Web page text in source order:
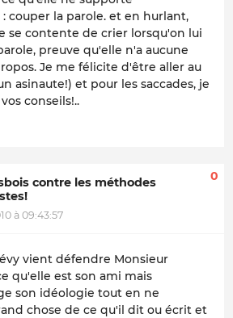
couper la parole. et en hurlant,
se contente de crier lorsqu'on lui
preuve qu'elle n'a aucune
Je me félicite d'être aller au
asinaute!) et pour les saccades, je
conseils!..
contre les méthodes
à 09:43:57
0
vient défendre Monsieur
qu'elle est son ami mais
son idéologie tout en ne
chose de ce qu'il dit ou écrit et